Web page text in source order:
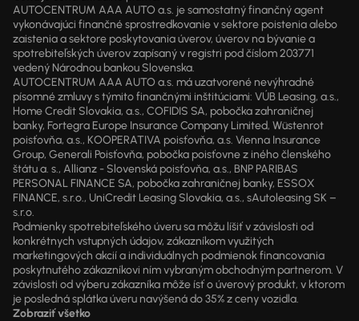
AUTOCENTRUM AAA AUTO a.s. je samostatný finančný agent
vykonávajúci finančné sprostredkovanie v sektore poistenia alebo
zaistenia a sektore poskytovania úverov, úverov na bývanie a
spotrebiteľských úverov zapísaný v registri pod číslom 203771
vedený Národnou bankou Slovenska.
AUTOCENTRUM AAA AUTO a.s. má uzatvorené nevýhradné
písomné zmluvy s týmito finančnými inštitúciami: VÚB Leasing, a.s.,
Home Credit Slovakia, a.s., COFIDIS SA, pobočka zahraničnej
banky, Fortegra Europe Insurance Company Limited, Wüstenrot
poisťovňa, a.s., KOOPERATIVA poisťovňa, a.s. Vienna Insurance
Group, Generali Poisťovňa, pobočka poisťovne z iného členského
štátu a. s., Allianz - Slovenská poisťovňa, a.s., BNP PARIBAS
PERSONAL FINANCE SA, pobočka zahraničnej banky, ESSOX
FINANCE, s.r.o., UniCredit Leasing Slovakia, a.s., sAutoleasing SK –
s.r.o.
Podmienky spotrebiteľského úveru sa môžu líšiť v závislosti od
konkrétnych vstupných údajov, zákazníkom využitých
marketingových akcií a individuálnych podmienok financovania
poskytnutého zákazníkovi ním vybraným obchodným partnerom. V
závislosti od výberu zákazníka môže ísť o úverový produkt, v ktorom
je posledná splátka úveru navýšená do 35% z ceny vozidla.
Zobraziť všetko